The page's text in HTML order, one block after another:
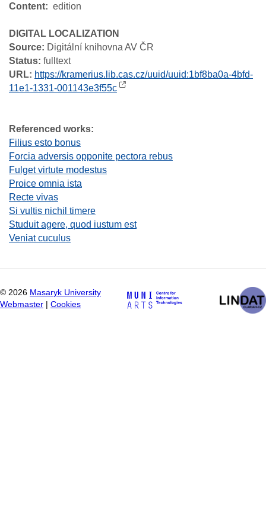
Content
edition
DIGITAL LOCALIZATION
Source: Digitální knihovna AV ČR
Status: fulltext
URL: https://kramerius.lib.cas.cz/uuid/uuid:1bf8ba0a-4bfd-
11e1-1331-001143e3f55c
Referenced works:
Filius esto bonus
Forcia adversis opponite pectora rebus
Fulget virtute modestus
Proice omnia ista
Recte vivas
Si vultis nichil timere
Studuit agere, quod iustum est
Veniat cuculus
© 2026 Masaryk University
Webmaster
Cookies